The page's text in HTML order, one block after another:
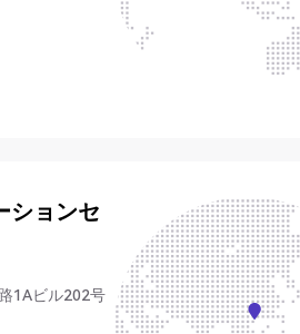
ションセ
1Aビル202号